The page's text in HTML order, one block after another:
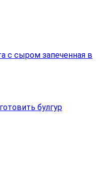
с сыром запеченная в
булгур